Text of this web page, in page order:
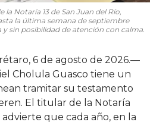
Notaría 13 de San Juan del Río,
la última semana de septiembre
sin posibilidad de atención con calma.
6 de agosto de 2026.—
Cholula Guasco tiene un
tramitar su testamento
El titular de la Notaría
que cada año, en la